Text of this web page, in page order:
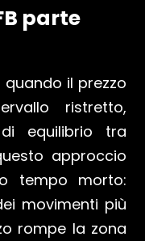
parte
il prezzo
ristretto,
equilibrio tra
approccio
tempo morto:
movimenti più
rompe la zona